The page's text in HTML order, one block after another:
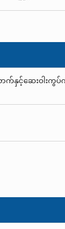
က်နှင့်ဆေးဝါးကွပ်